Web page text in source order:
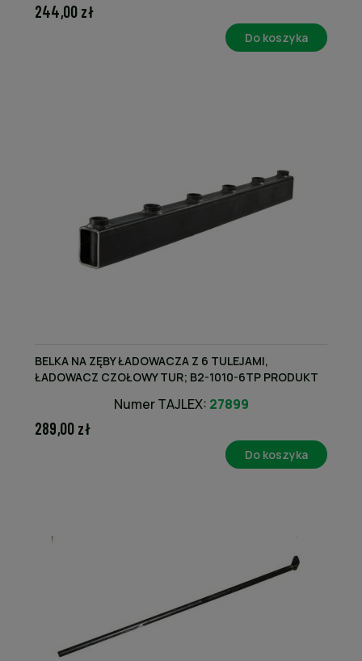
244,00 zł
Do koszyka
BELKA NA ZĘBY ŁADOWACZA Z 6 TULEJAMI,
ŁADOWACZ CZOŁOWY TUR; B2-1010-6TP PRODUKT
Numer TAJLEX: 27899
289,00 zł
Do koszyka